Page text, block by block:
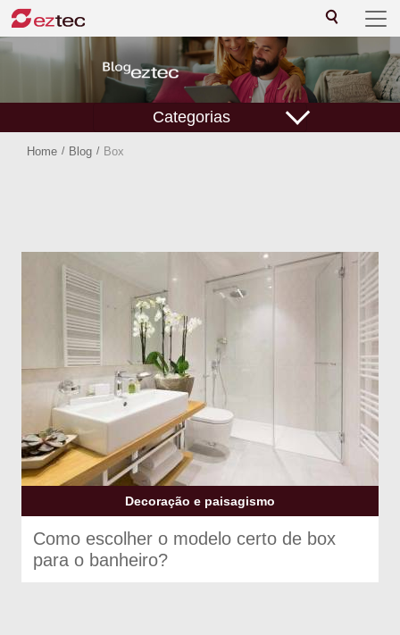
Categorias
Home / Blog / Box
Decoração e paisagismo
Como escolher o modelo certo de box
para o banheiro?